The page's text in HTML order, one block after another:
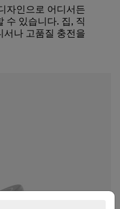
자인으로 어디서든
수 있습니다. 집, 직
서나 고품질 충전을